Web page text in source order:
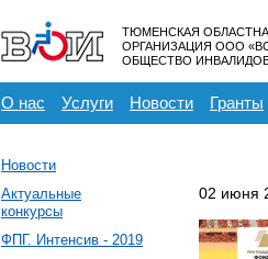
ТЮМЕНСКАЯ
ОРГАНИЗАЦИЯ ООО
ОБЩЕСТВО
О нас Услуги Новости Гранты
Новости
Актуальные
конкурсы
ФПГ. Интенсив - 2019
02 июня